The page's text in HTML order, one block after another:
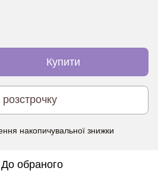
Купити
накопичувальної знижки
До обраного